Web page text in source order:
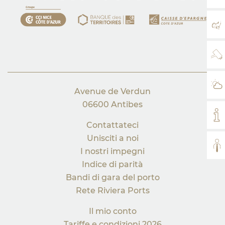
IL
IL
Avenue de Verdun
06600 Antibes
Contattateci
Unisciti a noi
I nostri impegni
Indice di parità
Bandi di gara del porto
Rete Riviera Ports
Il mio conto